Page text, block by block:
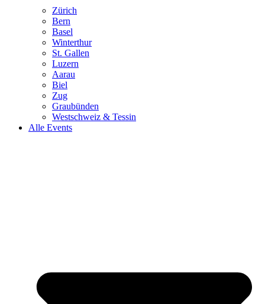
Zürich
Bern
Basel
Winterthur
St. Gallen
Luzern
Aarau
Biel
Zug
Graubünden
Westschweiz & Tessin
Alle Events